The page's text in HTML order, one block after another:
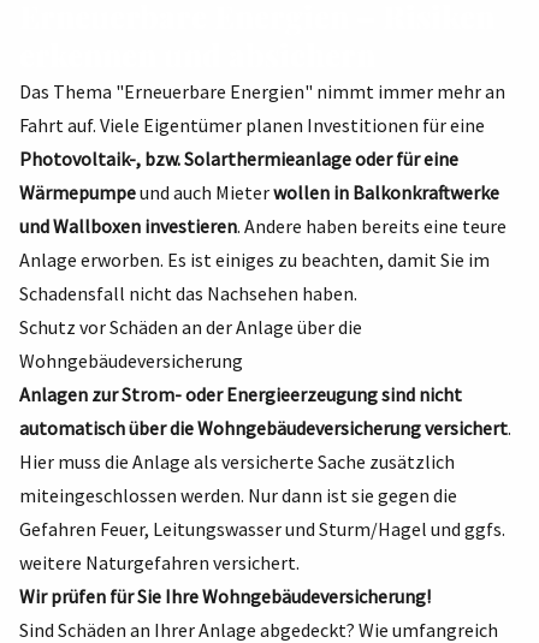
Das Thema "Erneuerbare Energien" nimmt immer mehr an
Fahrt auf. Viele Eigentümer planen Investitionen für eine
Photovoltaik-, bzw. Solarthermieanlage oder für eine
Wärmepumpeund auch Mieterwollen in Balkonkraftwerke
und Wallboxen investieren. Andere haben bereits eine teure
Anlage erworben. Es ist einiges zu beachten, damit Sie im
Schadensfall nicht das Nachsehen haben.
Schutz vor Schäden an der Anlage über die
Wohngebäudeversicherung
Anlagen zur Strom- oder Energieerzeugung sind nicht
automatisch über die Wohngebäudeversicherung versichert.
Hier muss die Anlage als versicherte Sache zusätzlich
miteingeschlossen werden. Nur dann ist sie gegen die
Gefahren Feuer, Leitungswasser und Sturm/Hagel und ggfs.
weitere Naturgefahren versichert.
Wir prüfen für Sie Ihre Wohngebäudeversicherung!
Sind Schäden an Ihrer Anlage abgedeckt? Wie umfangreich